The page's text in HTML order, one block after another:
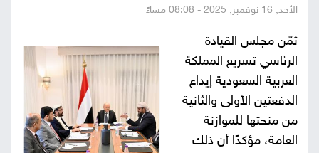
فيديوهات
من
الأحد, 16 نوفمبر, 2025 - 08:08 مساءً
ثمّن مجلس القيادة
الرئاسي تسريع المملكة
العربية السعودية إيداع
الدفعتين الأولى والثانية
من منحتها للموازنة
العامة، مؤكدًا أن ذلك